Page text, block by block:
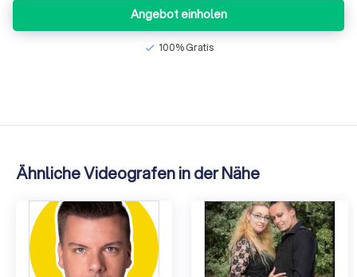
Angebot einholen
check 100% Gratis
Ähnliche Videografen in der Nähe